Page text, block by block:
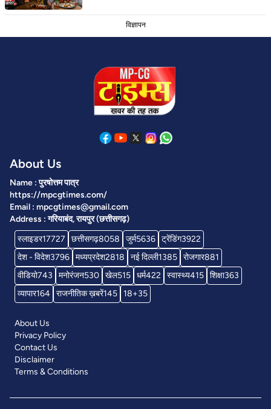
विज्ञापन
About Us
Name : पुरषोत्तम पात्र
https://mpcgtimes.com/
Email : mpcgtimes@gmail.com
Address : गरियाबंद, रायपुर (छत्तीसगढ़)
स्लाइडर17727 छत्तीसगढ़8058 जुर्म5636 ट्रेंडिंग3922
देश - विदेश3796 मध्यप्रदेश2818 नई दिल्ली1385 रोजगार881
वीडियो743 मनोरंजन530 खेल515 धर्म422 स्वास्थ्य415 शिक्षा363
व्यापार164 राजनीतिक ख़बरें145 18+35
About Us
Privacy Policy
Contact Us
Disclaimer
Terms & Conditions